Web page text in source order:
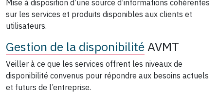
Mise à disposition d’une source d’informations cohérentes
sur les services et produits disponibles aux clients et
utilisateurs.
Gestion de la disponibilitéAVMT
Veiller à ce que les services offrent les niveaux de
disponibilité convenus pour répondre aux besoins actuels
et futurs de l’entreprise.